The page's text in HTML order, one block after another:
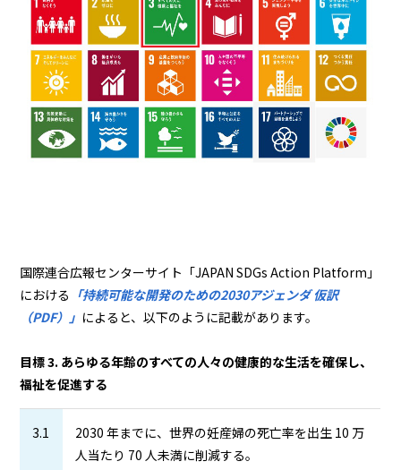
国際連合広報センターサイト「JAPAN SDGs Action Platform」
における 「持続可能な開発のための2030アジェンダ 仮訳
（PDF）」 によると、以下のように記載があります。
目標 3. あらゆる年齢のすべての人々の健康的な生活を確保し、
福祉を促進する
3.1
2030 年までに、世界の妊産婦の死亡率を出生 10 万
人当たり 70 人未満に削減する。